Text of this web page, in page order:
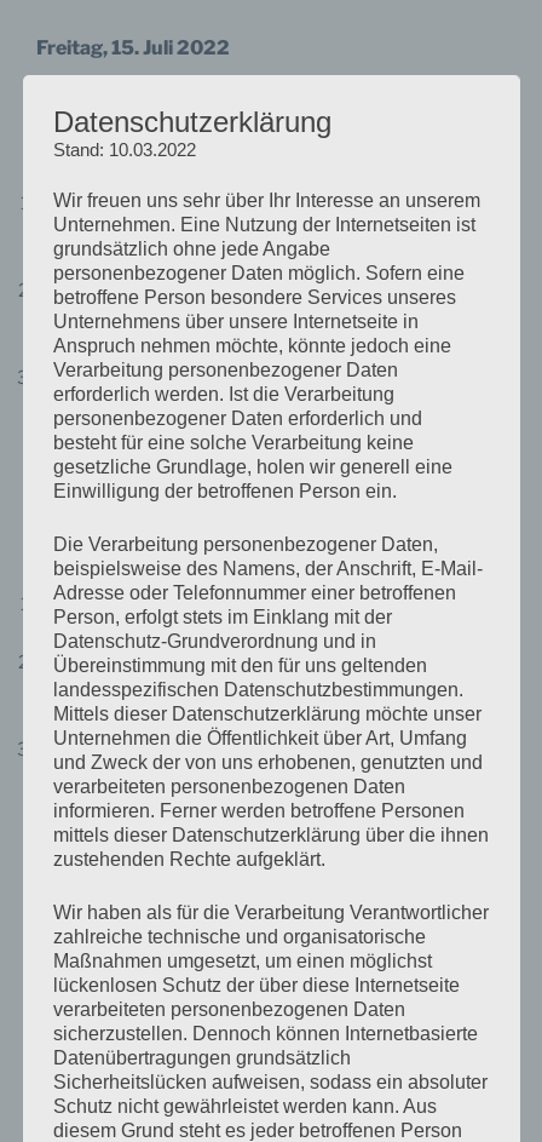
Freitag, 15. Juli 2022
Parallele Panelsessions A
Das Soziale-Orte-Konzept. Zusammenhalt in einer
vulnerablen Gesellschaft
Chair:Prof. Dr. Uwe Schimank (TI Bremen)
Wer hält mit wem zusammen? Über Marginalisierung
in einer offenen Gesellschaft
Chair:Dr. Janine Dieckmann (TI Jena)
Gefährdung gesellschaftlichen Zusammenhalts
durch den Rechtspopulismus?
Chair:Prof. Dr. Patrick Sachweh (TI Bremen)
10:45 – 12:15 Uhr
Parallele Panelsessions B:
Zusammenhalt lernen
Chair:Baris Ertugrul (TI Bielefeld)
Soziale Medien und Gesellschaftlicher
Zusammenhalt
Chairs:Dr. Felix Münch&Jan Rau(beide TI Hamburg)
Zivilgesellschaftliche Verantwortungsübernahme
auf lokaler Ebene – wissenschaftliche und
anwendungsorientierte Perspektiven
Chair:PD Dr.-Ing. Sylvia Herrmann (TI Hannover)
Keynote: Demokratie, Zusammenhalt und
Regression
Prof. Dr. Rainer Forst (TI Frankfurt am Main)
14:15 – 15:45 Uhr
Parallele Panelsessions C:
Datenschutzerklärung
Stand: 10.03.2022
Wir freuen uns sehr über Ihr Interesse an unserem
Unternehmen. Eine Nutzung der Internetseiten ist
grundsätzlich ohne jede Angabe
personenbezogener Daten möglich. Sofern eine
betroffene Person besondere Services unseres
Unternehmens über unsere Internetseite in
Anspruch nehmen möchte, könnte jedoch eine
Verarbeitung personenbezogener Daten
erforderlich werden. Ist die Verarbeitung
personenbezogener Daten erforderlich und
besteht für eine solche Verarbeitung keine
gesetzliche Grundlage, holen wir generell eine
Einwilligung der betroffenen Person ein.
Die Verarbeitung personenbezogener Daten,
beispielsweise des Namens, der Anschrift, E-Mail-
Adresse oder Telefonnummer einer betroffenen
Person, erfolgt stets im Einklang mit der
Datenschutz-Grundverordnung und in
Übereinstimmung mit den für uns geltenden
landesspezifischen Datenschutzbestimmungen.
Mittels dieser Datenschutzerklärung möchte unser
Unternehmen die Öffentlichkeit über Art, Umfang
und Zweck der von uns erhobenen, genutzten und
verarbeiteten personenbezogenen Daten
informieren. Ferner werden betroffene Personen
mittels dieser Datenschutzerklärung über die ihnen
zustehenden Rechte aufgeklärt.
Wir haben als für die Verarbeitung Verantwortlicher
zahlreiche technische und organisatorische
Maßnahmen umgesetzt, um einen möglichst
lückenlosen Schutz der über diese Internetseite
verarbeiteten personenbezogenen Daten
sicherzustellen. Dennoch können Internetbasierte
Datenübertragungen grundsätzlich
Sicherheitslücken aufweisen, sodass ein absoluter
Schutz nicht gewährleistet werden kann. Aus
diesem Grund steht es jeder betroffenen Person